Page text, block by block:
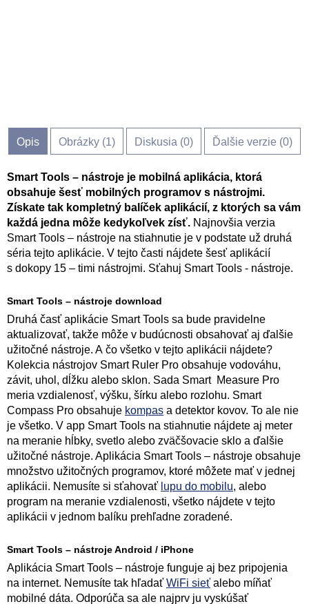
Opis Obrázky (1) Diskusia (0) Ďalšie verzie (0)
Smart Tools – nástroje je mobilná aplikácia, ktorá
obsahuje šesť mobilných programov s nástrojmi.
Získate tak kompletný balíček aplikácií, z ktorých sa vám
každá jedna môže kedykoľvek zísť. Najnovšia verzia
Smart Tools – nástroje na stiahnutie je v podstate už druhá
séria tejto aplikácie. V tejto časti nájdete šesť aplikácií
s dokopy 15 – timi nástrojmi. Sťahuj Smart Tools - nástroje.
Smart Tools – nástroje download
Druhá časť aplikácie Smart Tools sa bude pravidelne
aktualizovať, takže môže v budúcnosti obsahovať aj ďalšie
užitočné nástroje. A čo všetko v tejto aplikácii nájdete?
Kolekcia nástrojov Smart Ruler Pro obsahuje vodováhu,
závit, uhol, dĺžku alebo sklon. Sada Smart Measure Pro
meria vzdialenosť, výšku, šírku alebo rozlohu. Smart
Compass Pro obsahuje kompas a detektor kovov. To ale nie
je všetko. V app Smart Tools na stiahnutie nájdete aj meter
na meranie hĺbky, svetlo alebo zväčšovacie sklo a ďalšie
užitočné nástroje. Aplikácia Smart Tools – nástroje obsahuje
množstvo užitočných programov, ktoré môžete mať v jednej
aplikácii. Nemusíte si sťahovať lupu do mobilu, alebo
program na meranie vzdialenosti, všetko nájdete v tejto
aplikácii v jednom balíku prehľadne zoradené.
Smart Tools – nástroje Android / iPhone
Aplikácia Smart Tools – nástroje funguje aj bez pripojenia
na internet. Nemusíte tak hľadať WiFi sieť alebo míňať
mobilné dáta. Odporúča sa ale najprv ju vyskúšať